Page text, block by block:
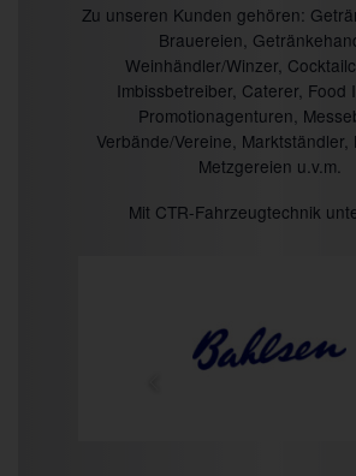
Zu unseren Kunden gehören:
Brauereien,
Weinhändler/Winzer,
Imbissbetreiber, Caterer, Food
Promotionagenturen,
Verbände/Vereine, Marktständler,
Metzgereien u.v.m.
Mit CTR-Fahrzeugtechnik